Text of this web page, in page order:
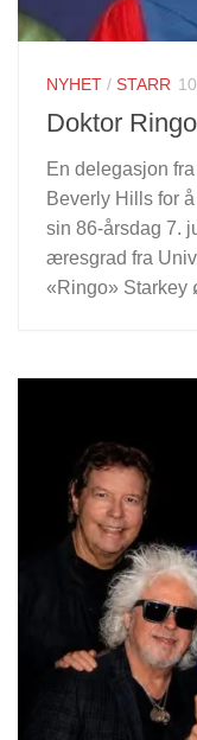
NYHET / STARR
Doktor Ringo
En delegasjon
Beverly Hills for
sin 86-årsdag 7.
æresgrad fra
«Ringo» Starkey